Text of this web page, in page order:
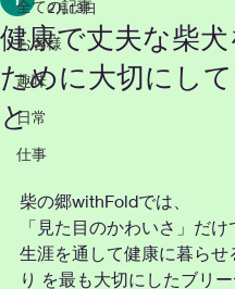
全ての記事
お客様
趣味
日常
仕事
健康で丈夫な柴
ために大切にし
と
2月13日
柴の郷withFoldでは、
「見た目のかわいさ」だけ
生涯を通して健康に暮らせ
り を最も大切にしたブリ